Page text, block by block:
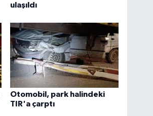
ulaşıldı
Otomobil, park halindeki
TIR'a çarptı